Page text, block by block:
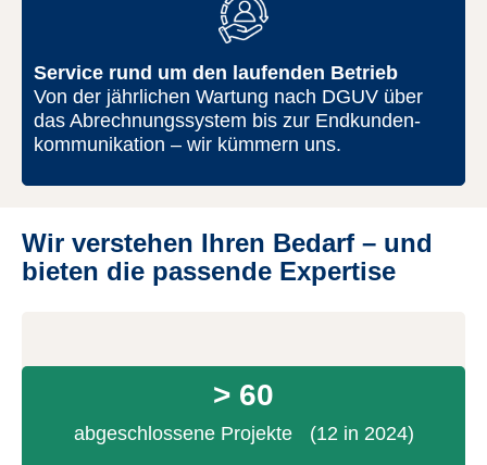
Service rund um den laufenden Betrieb
Von der jährlichen Wartung nach DGUV über
das Abrechnungs­system bis zur Endkunden­
kommunikation – wir kümmern uns.
Wir verstehen Ihren Bedarf – und
bieten die passende Expertise
> 60
abgeschlossene Projekte (12 in 2024)